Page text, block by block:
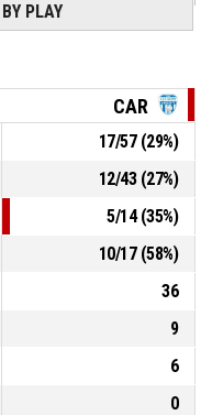
, Palla persa - dal palleggio
V. , Rimbalzo offensivo
PLAY
CAR
17/57(29%)
12/43(27%)
5/14(35%)
10/17(58%)
36
9
6
0